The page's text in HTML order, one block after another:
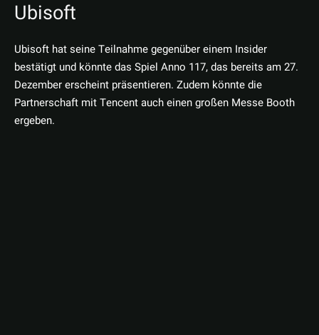
Ubisoft
Ubisoft hat seine Teilnahme gegenüber einem Insider
bestätigt und könnte das Spiel Anno 117, das bereits am 27.
Dezember erscheint präsentieren. Zudem könnte die
Partnerschaft mit Tencent auch einen großen Messe Booth
ergeben.